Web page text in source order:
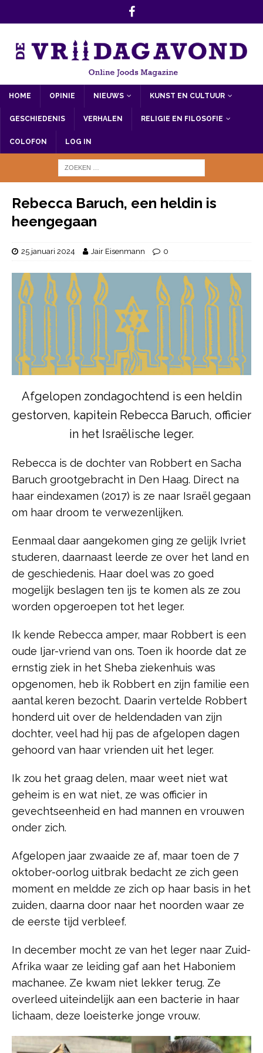
HOME OPINIE NIEUWS KUNST EN CULTUUR
GESCHIEDENIS VERHALEN RELIGIE EN FILOSOFIE
COLOFON LOG IN
Rebecca Baruch, een heldin is
heengegaan
25 januari 2024 Jair Eisenmann 0
Afgelopen zondagochtend is een heldin
gestorven, kapitein Rebecca Baruch, officier
in het Israëlische leger.
Rebecca is de dochter van Robbert en Sacha
Baruch grootgebracht in Den Haag. Direct na
haar eindexamen (2017) is ze naar Israël gegaan
om haar droom te verwezenlijken.
Eenmaal daar aangekomen ging ze gelijk Ivriet
studeren, daarnaast leerde ze over het land en
de geschiedenis. Haar doel was zo goed
mogelijk beslagen ten ijs te komen als ze zou
worden opgeroepen tot het leger.
Ik kende Rebecca amper, maar Robbert is een
oude Ijar-vriend van ons. Toen ik hoorde dat ze
ernstig ziek in het Sheba ziekenhuis was
opgenomen, heb ik Robbert en zijn familie een
aantal keren bezocht. Daarin vertelde Robbert
honderd uit over de heldendaden van zijn
dochter, veel had hij pas de afgelopen dagen
gehoord van haar vrienden uit het leger.
Ik zou het graag delen, maar weet niet wat
geheim is en wat niet, ze was officier in
gevechtseenheid en had mannen en vrouwen
onder zich.
Afgelopen jaar zwaaide ze af, maar toen de 7
oktober-oorlog uitbrak bedacht ze zich geen
moment en meldde ze zich op haar basis in het
zuiden, daarna door naar het noorden waar ze
de eerste tijd verbleef.
In december mocht ze van het leger naar Zuid-
Afrika waar ze leiding gaf aan het Haboniem
machanee. Ze kwam niet lekker terug. Ze
overleed uiteindelijk aan een bacterie in haar
lichaam, deze loeisterke jonge vrouw.